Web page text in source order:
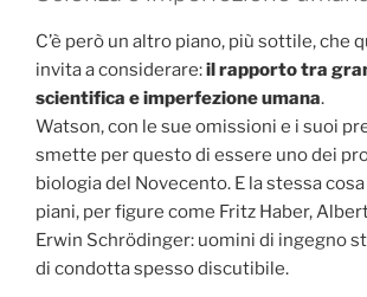
C’è però un altro piano, più sottile, che
invita a considerare:il rapporto tra
scientifica e imperfezione umana.
Watson, con le sue omissioni e i suoi
smette per questo di essere uno dei
biologia del Novecento. E la stessa
piani, per figure come Fritz Haber,
Erwin Schrödinger: uomini di ingegno
di condotta spesso discutibile.